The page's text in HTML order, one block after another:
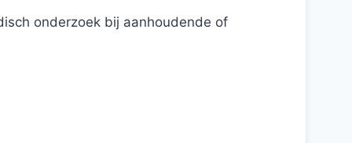
onderzoek bij aanhoudende of